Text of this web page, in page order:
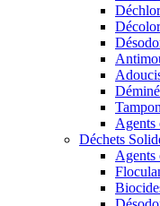
Agents
Déchets
Agents